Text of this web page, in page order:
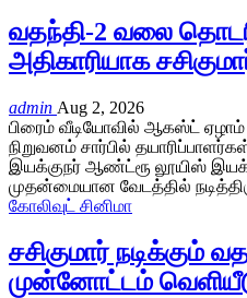
வதந்தி-2 வலை
அதிகாரியாக
admin Aug 2, 2026
பிரைம் வீடியோவில் ஆகஸ்ட் ஏழாம்
நிறுவனம் சார்பில்
இயக்குநர் ஆண்ட்ரூ லூயிஸ்
முதன்மையான வேடத்தில்
கோலிவுட் சினிமா
சசிகுமார் நடிக்கும்
முன்னோட்டம்